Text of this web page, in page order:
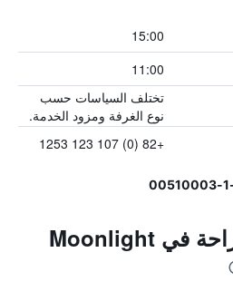
15:00
11:00
تختلف السياسات حسب
نوع الغرفة ومزود الخدمة.
+82 (0) 107 123 1253
المزايا ووسائل الراحة في Moonlight